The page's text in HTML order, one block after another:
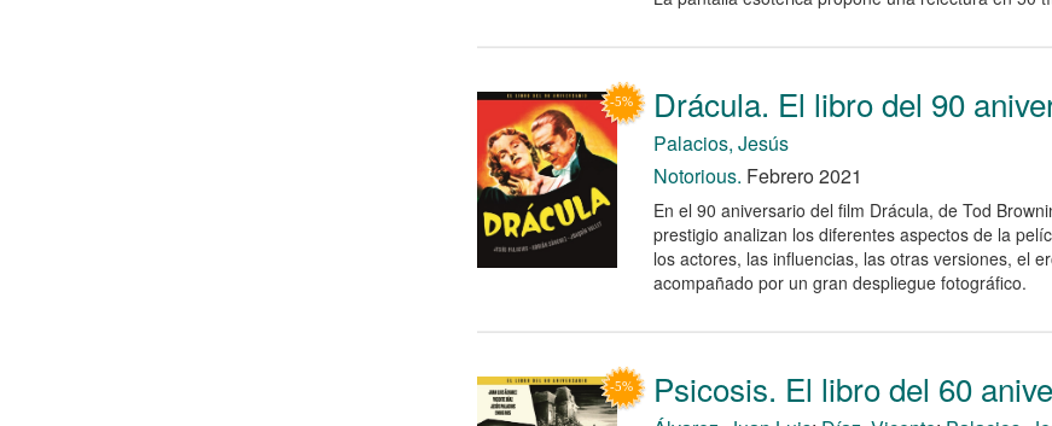
Drácula. El libro del 90
Palacios, Jesús
Notorious. Febrero 2021
En el 90 aniversario del film Drácula, de Tod
prestigio analizan los diferentes aspectos de la
los actores, las influencias, las otras versiones, el
acompañado por un gran despliegue fotográfico.
Psicosis. El libro del 60